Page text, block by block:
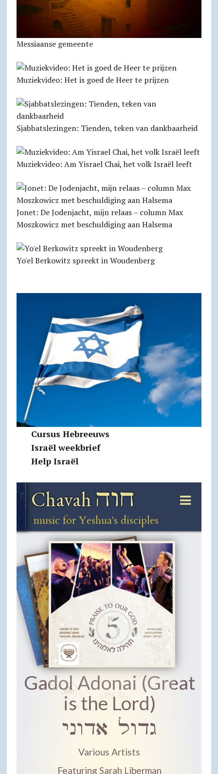
Messiaanse gemeente
Muziekvideo: Het is goed de Heer te prijzen
Sjabbats­lezingen: Tienden, teken van dankbaarheid
Muziekvideo: Am Yisrael Chai, het volk Israël leeft
Jonet: De Jodenjacht, mijn relaas – column Max
Moszkowicz met beschuldiging aan Halsema
Yo'el Berkowitz spreekt in Woudenberg
Cursus Hebreeuws
Israël weekbrief
Help Israël